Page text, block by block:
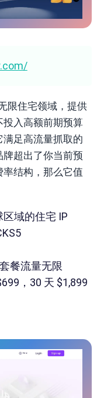
限住宅领域，提供
入高额前期预算
足高流量抓取的
超出了你当前预
结构，那么它值
域的住宅 IP
餐流量无限
，30 天 $1,899